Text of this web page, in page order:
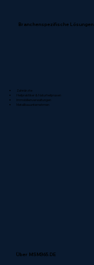
Branchenspezifische Lösungen
Über MSM365.DE
Zahnärzte
Heilpraktiker & Naturheilpraxen
Immobilienverwaltungen
Metallbauunternehmen